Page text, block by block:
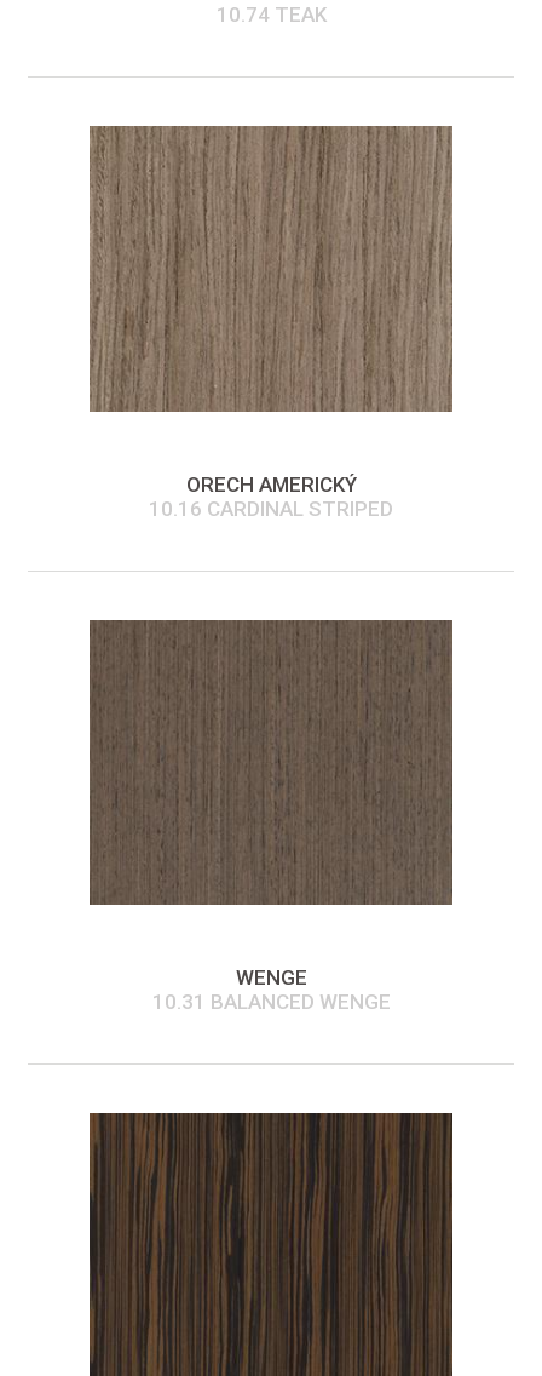
10.74 TEAK
ORECH AMERICKÝ
10.16 CARDINAL STRIPED
WENGE
10.31 BALANCED WENGE